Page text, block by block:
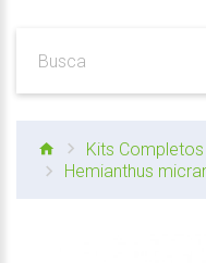
Kits Completos
Hemianthus